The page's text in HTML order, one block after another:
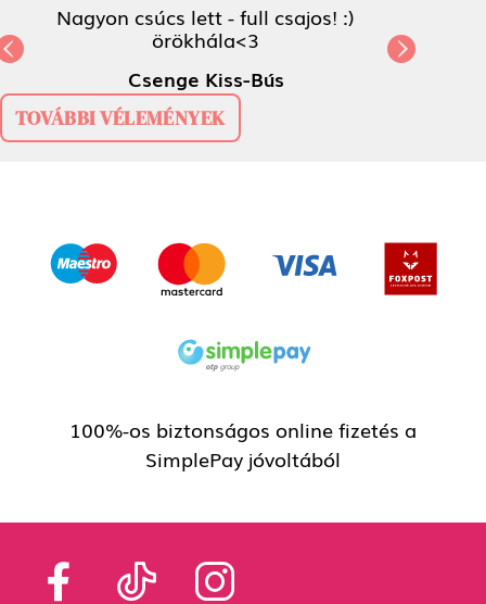
Nagyon csúcs lett - full csajos! :)
örökhála<3
Csenge Kiss-Bús
Previous Next
TOVÁBBI VÉLEMÉNYEK
100%-os biztonságos online fizetés a
SimplePay jóvoltából